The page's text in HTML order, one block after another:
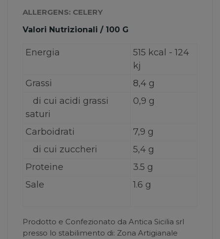
ALLERGENS: CELERY
Valori Nutrizionali / 100 G
Energia
515 kcal - 124
kj
Grassi
8,4 g
di cui acidi grassi
saturi
0,9 g
Carboidrati
7,9 g
di cui zuccheri
5,4 g
Proteine
3.5 g
Sale
1.6 g
Prodotto e Confezionato da Antica Sicilia srl
presso lo stabilimento di: Zona Artigianale